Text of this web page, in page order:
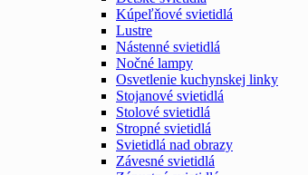
Kúpeľňové svietidlá
Lustre
Nástenné svietidlá
Nočné lampy
Osvetlenie kuchynskej linky
Stojanové svietidlá
Stolové svietidlá
Stropné svietidlá
Svietidlá nad obrazy
Závesné svietidlá